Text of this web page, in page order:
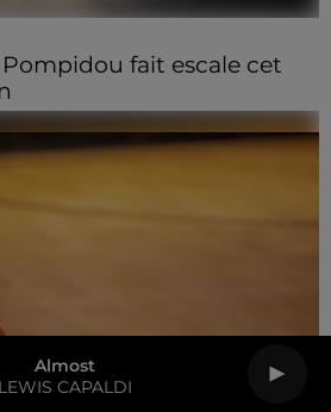
Almost
LEWIS CAPALDI
fait escale cet